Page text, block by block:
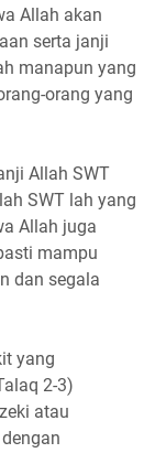
Allah akan
serta janji
manapun yang
orang yang
Allah SWT
SWT lah yang
Allah juga
mampu
dan segala
yang
2-3)
atau